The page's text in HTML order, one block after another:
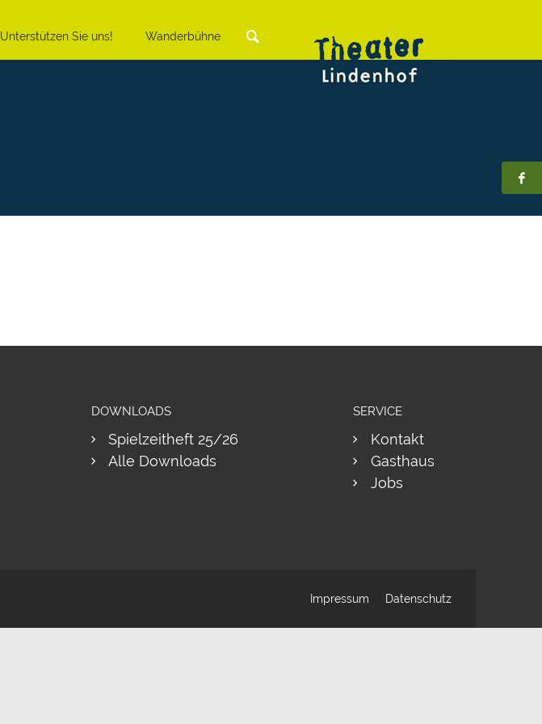
Unterstützen Sie uns! Wanderbühne
DOWNLOADS
Spielzeitheft 25/26
Alle Downloads
SERVICE
Kontakt
Gasthaus
Jobs
Impressum Datenschutz